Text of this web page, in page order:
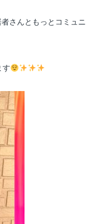
さんともっとコミュニ
す